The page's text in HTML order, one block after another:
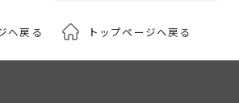
へ戻る トップページへ戻る